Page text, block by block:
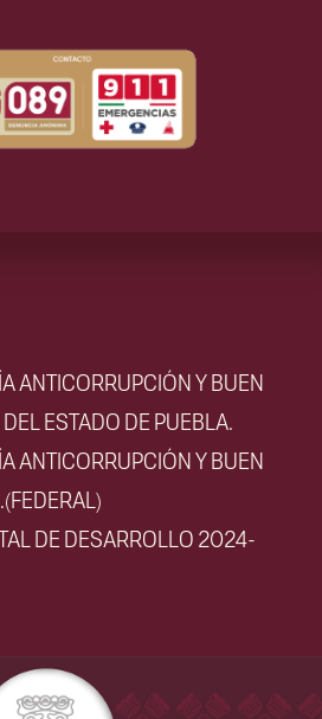
ANTICORRUPCIÓN Y BUEN
ESTADO DE PUEBLA.
ANTICORRUPCIÓN Y BUEN
DE DESARROLLO 2024-